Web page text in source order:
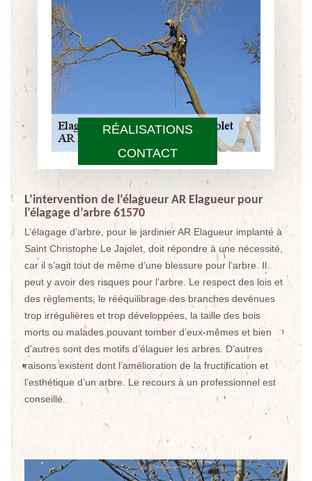
RÉALISATIONS
CONTACT
L’intervention de l’élagueur AR Elagueur pour
l’élagage d’arbre 61570
L’élagage d’arbre, pour le jardinier AR Elagueur implanté à
Saint Christophe Le Jajolet, doit répondre à une nécessité,
car il s’agit tout de même d’une blessure pour l’arbre. Il
peut y avoir des risques pour l’arbre. Le respect des lois et
des règlements, le rééquilibrage des branches devenues
trop irrégulières et trop développées, la taille des bois
morts ou malades pouvant tomber d’eux-mêmes et bien
d’autres sont des motifs d’élaguer les arbres. D’autres
raisons existent dont l’amélioration de la fructification et
l’esthétique d’un arbre. Le recours à un professionnel est
conseillé.